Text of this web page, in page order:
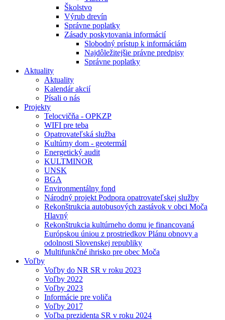
Školstvo
Výrub drevín
Správne poplatky
Zásady poskytovania informácií
Slobodný prístup k informáciám
Najdôležitejšie právne predpisy
Správne poplatky
Aktuality
Aktuality
Kalendár akcií
Písali o nás
Projekty
Telocvičňa - OPKZP
WIFI pre teba
Opatrovateľská služba
Kultúrny dom - geotermál
Energetický audit
KULTMINOR
UNSK
BGA
Environmentálny fond
Národný projekt Podpora opatrovateľskej služby
Rekonštrukcia autobusových zastávok v obci Moča
Hlavný
Rekonštrukcia kultúrneho domu je financovaná
Európskou úniou z prostriedkov Plánu obnovy a
odolnosti Slovenskej republiky
Multifunkčné ihrisko pre obec Moča
Voľby
Voľby do NR SR v roku 2023
Voľby 2022
Voľby 2023
Informácie pre voliča
Voľby 2017
Voľba prezidenta SR v roku 2024